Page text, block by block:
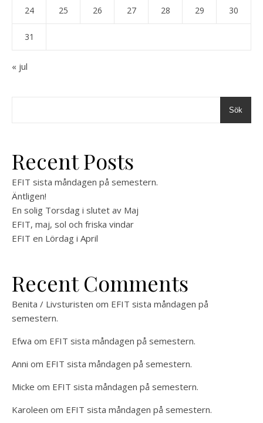
24 25 26 27 28 29 30
31
« jul
Sök
Recent Posts
EFIT sista måndagen på semestern.
Äntligen!
En solig Torsdag i slutet av Maj
EFIT, maj, sol och friska vindar
EFIT en Lördag i April
Recent Comments
Benita / Livsturisten om EFIT sista måndagen på
semestern.
Efwa om EFIT sista måndagen på semestern.
Anni om EFIT sista måndagen på semestern.
Micke om EFIT sista måndagen på semestern.
Karoleen om EFIT sista måndagen på semestern.